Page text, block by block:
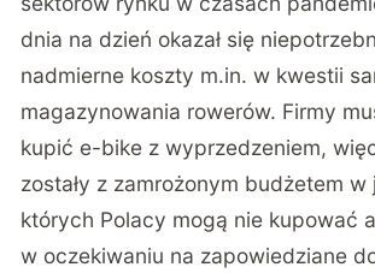
dnia na dzień okazał się
nadmierne koszty m.in. w kwestii
magazynowania rowerów. Firmy
kupić e-bike z wyprzedzeniem,
zostały z zamrożonym budżetem
których Polacy mogą nie kupować
w oczekiwaniu na zapowiedziane